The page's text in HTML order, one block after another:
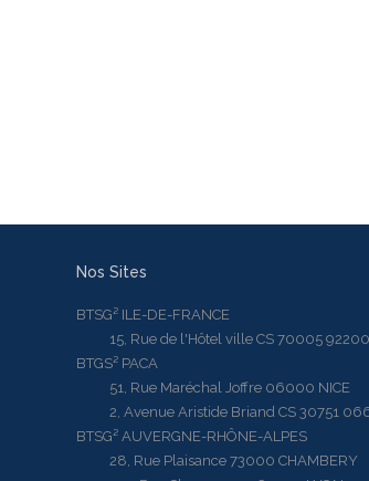
Nos Sites
BTSG² ILE-DE-FRANCE
15, Rue de l'Hôtel ville CS 70005 92200
BTGS² PACA
51, Rue Maréchal Joffre 06000 NICE
2, Avenue Aristide Briand CS 30751
BTSG² AUVERGNE-RHÔNE-ALPES
28, Rue Plaisance 73000 CHAMBERY